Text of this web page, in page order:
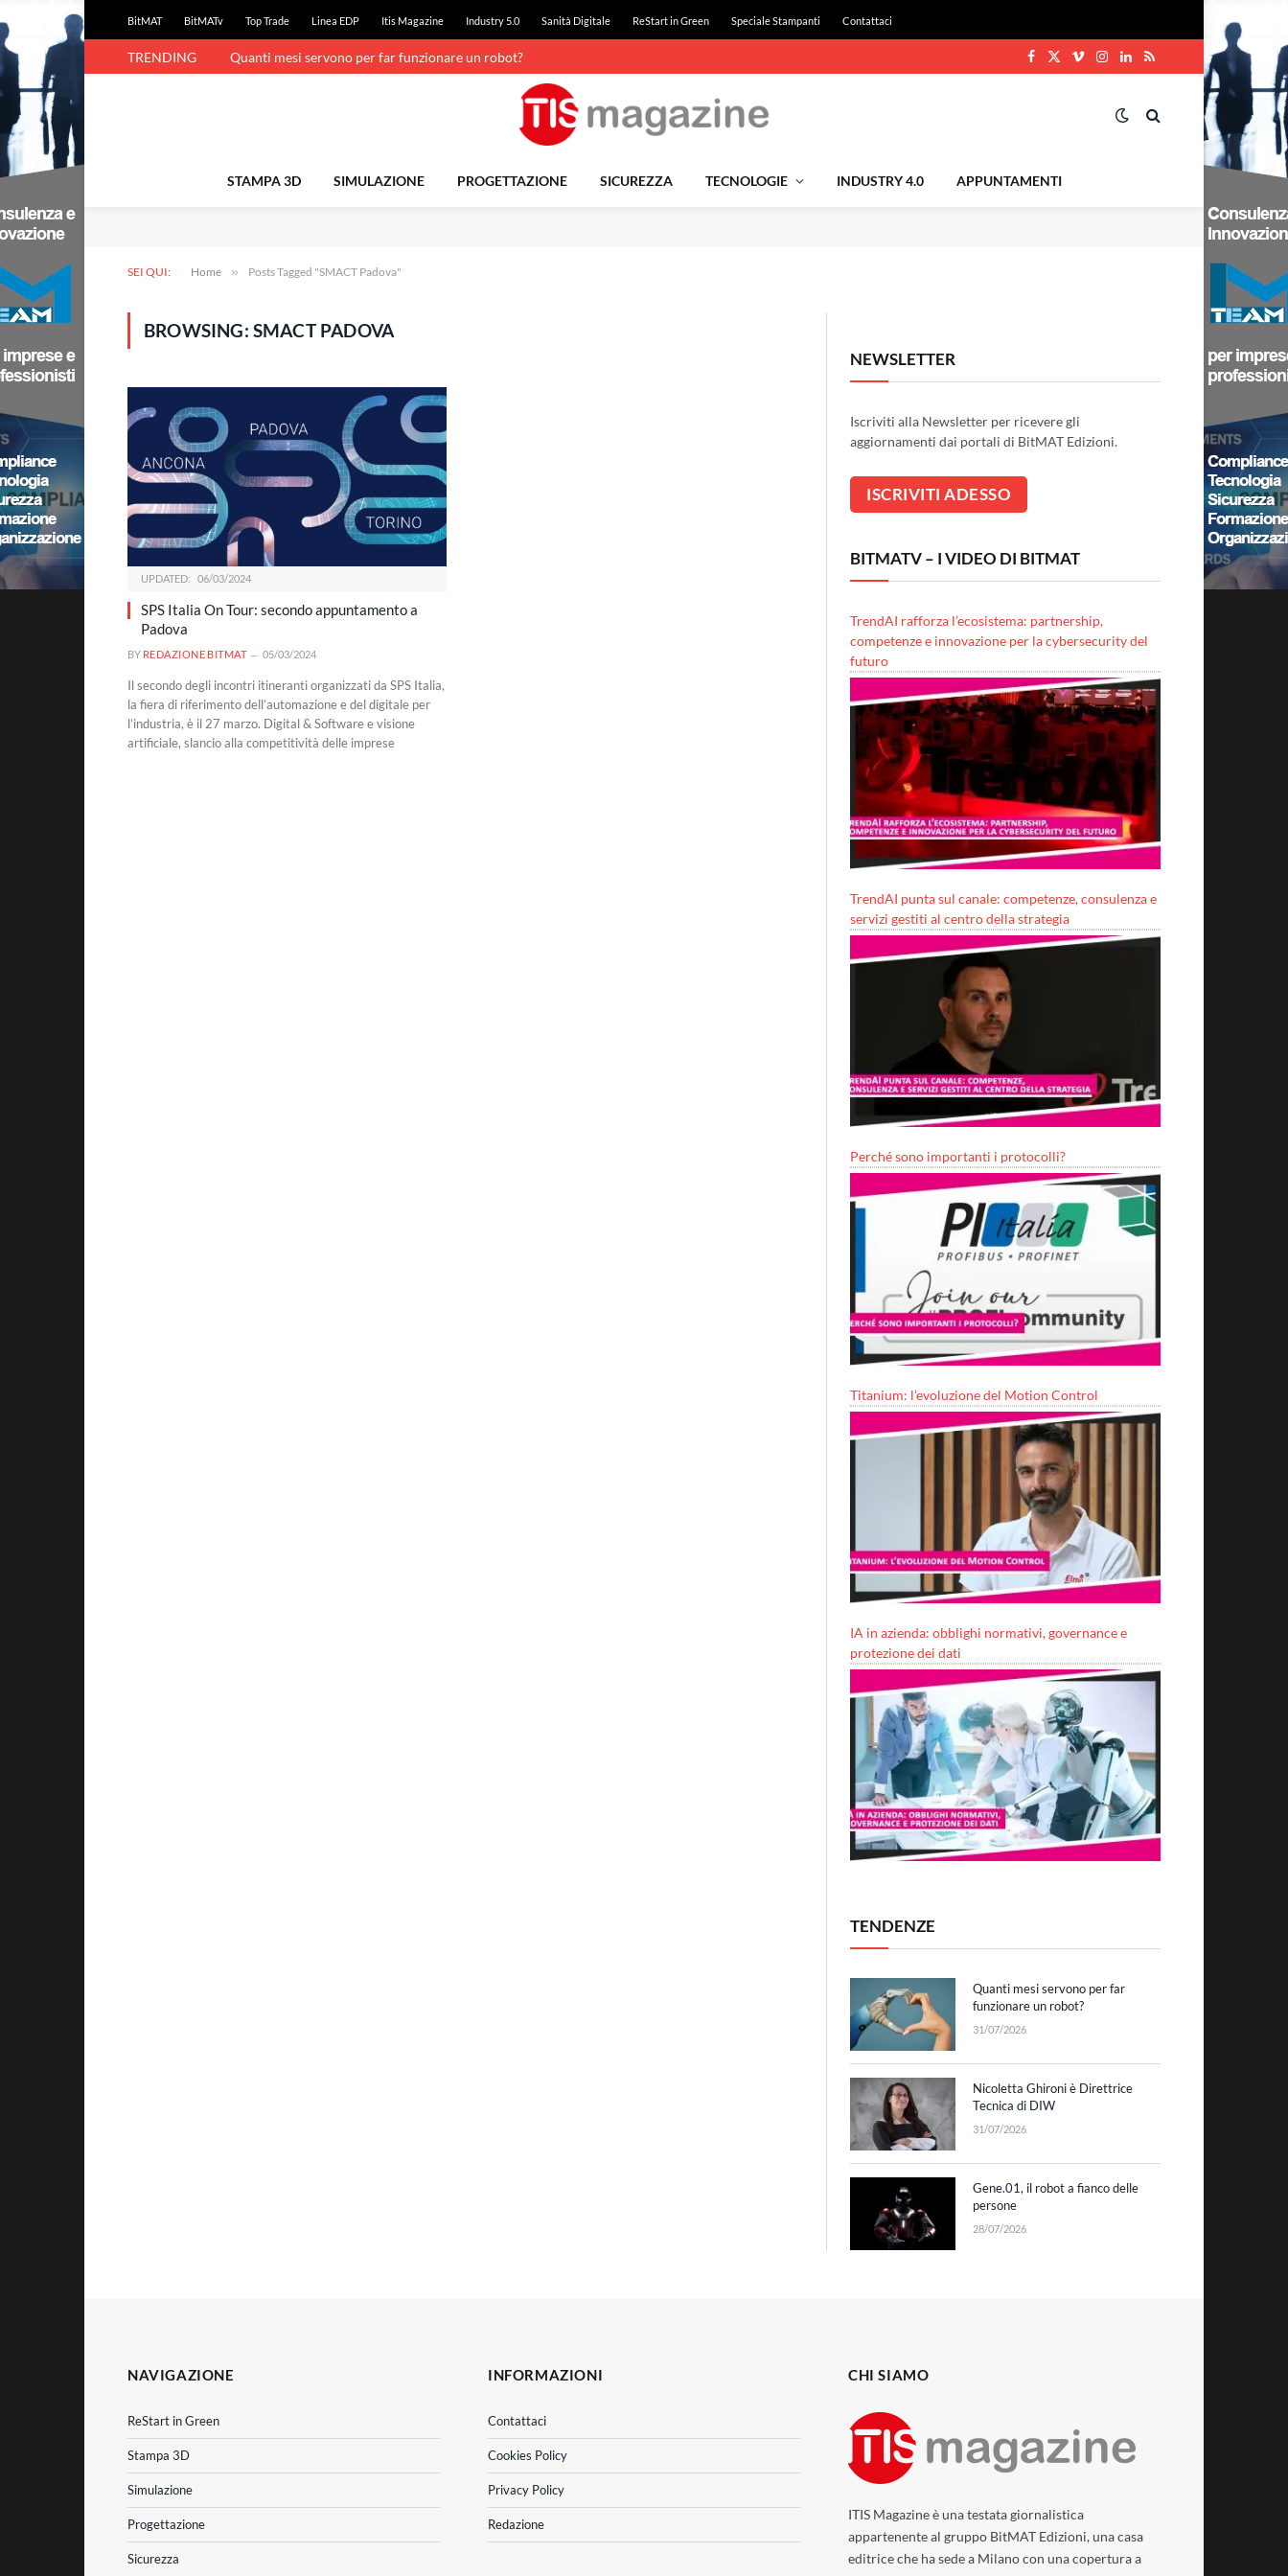
BitMAT BitMATv Top Trade Linea EDP Itis Magazine Industry 5.0 Sanità Digitale ReStart in Green Speciale Stampanti Contattaci
TRENDING Quanti mesi servono per far funzionare un robot?
Facebook
X
VimeoInstagram
LinkedIn
RSS
STAMPA 3D SIMULAZIONE PROGETTAZIONE SICUREZZA TECNOLOGIE INDUSTRY 4.0 APPUNTAMENTI
SEI QUI: Home » Posts Tagged "SMACT Padova"
BROWSING: SMACT PADOVA
UPDATED: 06/03/2024
SPS Italia On Tour: secondo appuntamento a
Padova
BY REDAZIONE BITMAT 05/03/2024
Il secondo degli incontri itineranti organizzati da SPS Italia,
la fiera di riferimento dell’automazione e del digitale per
l’industria, è il 27 marzo. Digital & Software e visione
artificiale, slancio alla competitività delle imprese
NEWSLETTER
Iscriviti alla Newsletter per ricevere gli
aggiornamenti dai portali di BitMAT Edizioni.
BITMATV – I VIDEO DI BITMAT
TrendAI rafforza l’ecosistema: partnership,
competenze e innovazione per la cybersecurity del
futuro
TrendAI punta sul canale: competenze, consulenza e
servizi gestiti al centro della strategia
Perché sono importanti i protocolli?
Titanium: l’evoluzione del Motion Control
IA in azienda: obblighi normativi, governance e
protezione dei dati
TENDENZE
Quanti mesi servono per far
funzionare un robot?
31/07/2026
Nicoletta Ghironi è Direttrice
Tecnica di DIW
31/07/2026
Gene.01, il robot a fianco delle
persone
28/07/2026
NAVIGAZIONE
ReStart in Green
Stampa 3D
Simulazione
Progettazione
Sicurezza
INFORMAZIONI
Contattaci
Cookies Policy
Privacy Policy
Redazione
CHI SIAMO
ITIS Magazine è una testata giornalistica
appartenente al gruppo BitMAT Edizioni, una casa
editrice che ha sede a Milano con una copertura a